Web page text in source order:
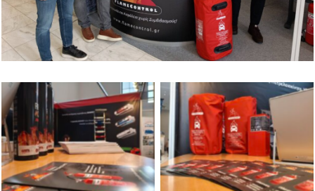
No Caption No Caption